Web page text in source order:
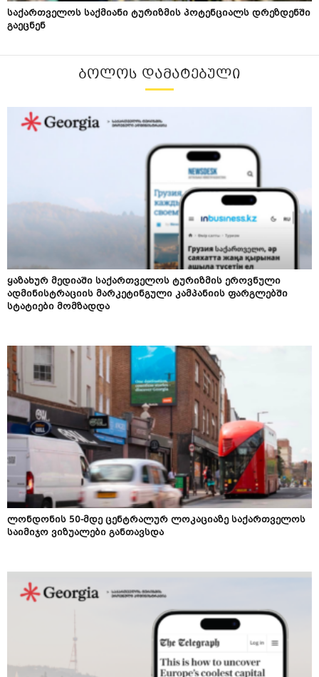
საქართველოს საქმიანი ტურიზმის პოტენციალს დრეზდენში
გაეცნენ
ᲑᲝᲚᲝᲡ ᲓᲐᲛᲐᲢᲔᲑᲣᲚᲘ
ყაზახურ მედიაში საქართველოს ტურიზმის ეროვნული
ადმინისტრაციის მარკეტინგული კამპანიის ფარგლებში
სტატიები მომზადდა
ლონდონის 50-მდე ცენტრალურ ლოკაციაზე საქართველოს
საიმიჯო ვიზუალები განთავსდა